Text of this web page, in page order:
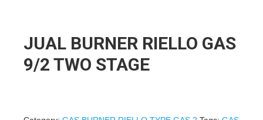
JUAL BURNER RIELLO GAS
9/2 TWO STAGE